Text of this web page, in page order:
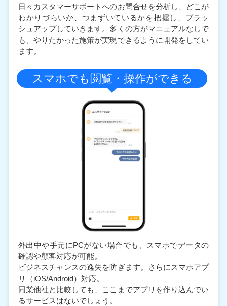
日々カスタマーサポートへのお問合せを分析し、どこが
わかりづらいか、つまずいているかを把握し、ブラッ
シュアップしていきます。多くの方がマニュアルなしで
も、やりたかった施策が実現できるように開発をしてい
ます。
スマホでも閲覧・操作ができる
外出中や手元にPCがない場合でも、スマホでデータの
確認や顧客対応が可能。
ビジネスチャンスの逸失を防ぎます。さらにスマホアプ
リ（iOS/Android）対応。
同業他社と比較しても、ここまでアプリを作り込んでい
るサービスはないでしょう。